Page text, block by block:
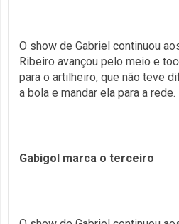
O show de Gabriel continuou
Ribeiro avançou pelo meio e
para o artilheiro, que não teve
a bola e mandar ela para a rede.
Gabigol marca o terceiro